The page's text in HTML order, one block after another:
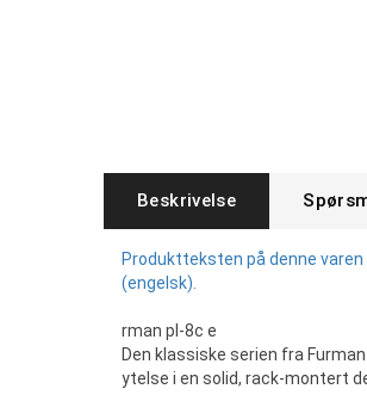
Beskrivelse
Produktteksten på denne
(engelsk).
rman pl-8c e
Den klassiske serien fra
ytelse i en solid, rack-montert